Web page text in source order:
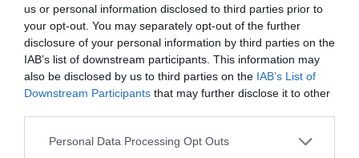
us or personal information disclosed to third parties prior to
your opt-out. You may separately opt-out of the further
disclosure of your personal information by third parties on the
IAB’s list of downstream participants. This information may
also be disclosed by us to third parties on the IAB’s List of
Downstream Participants that may further disclose it to other
Personal Data Processing Opt Outs
Isabel Pantoja pierde dos pleitos
con Hacienda por 700.000
euros... suma y sigue
Eulogio López
miércoles en los 20.057 puntos,